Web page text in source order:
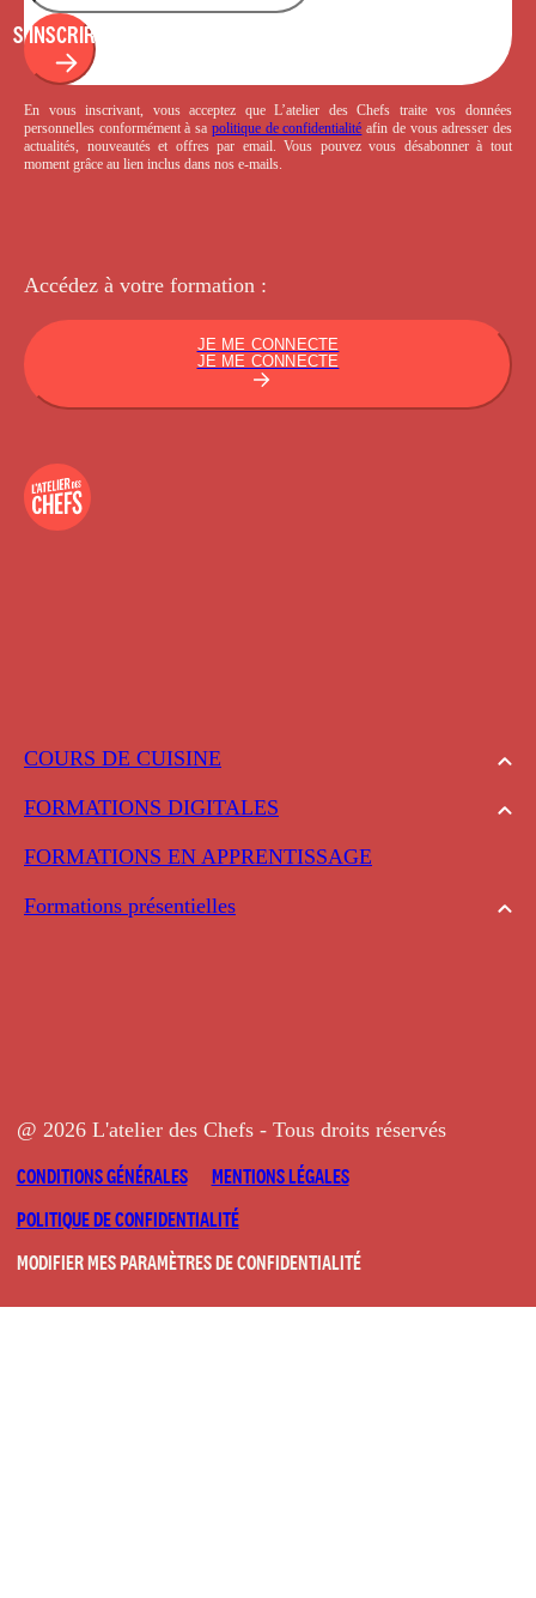
COURS DE CUISINE
FORMATIONS DIGITALES
FORMATIONS EN APPRENTISSAGE
Formations présentielles
S'INSCRIRE
En vous inscrivant, vous acceptez que L’atelier des Chefs traite vos données
personnelles conformément à sa politique de confidentialité afin de vous adresser des
actualités, nouveautés et offres par email. Vous pouvez vous désabonner à tout
moment grâce au lien inclus dans nos e-mails.
Accédez à votre formation :
JE ME CONNECTE
JE ME CONNECTE
@ 2026 L'atelier des Chefs - Tous droits réservés
CONDITIONS GÉNÉRALES
MENTIONS LÉGALES
POLITIQUE DE CONFIDENTIALITÉ
MODIFIER MES PARAMÈTRES DE CONFIDENTIALITÉ